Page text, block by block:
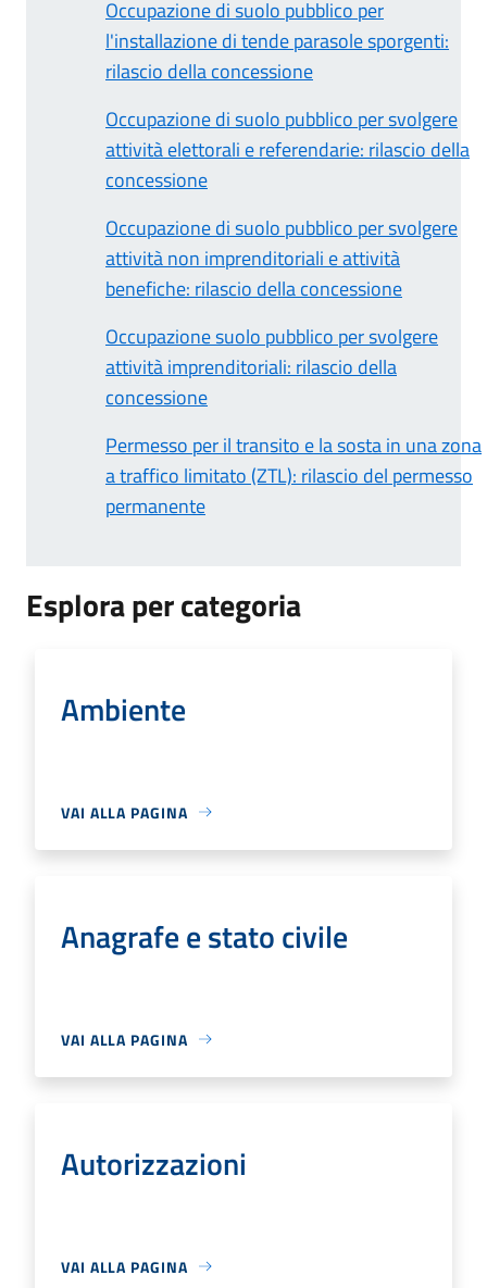
Occupazione di suolo pubblico per
l'installazione di tende parasole sporgenti:
rilascio della concessione
Occupazione di suolo pubblico per svolgere
attività elettorali e referendarie: rilascio della
concessione
Occupazione di suolo pubblico per svolgere
attività non imprenditoriali e attività
benefiche: rilascio della concessione
Occupazione suolo pubblico per svolgere
attività imprenditoriali: rilascio della
concessione
Permesso per il transito e la sosta in una zona
a traffico limitato (ZTL): rilascio del permesso
permanente
Esplora per categoria
Ambiente
VAI ALLA PAGINA
Anagrafe e stato civile
VAI ALLA PAGINA
Autorizzazioni
VAI ALLA PAGINA